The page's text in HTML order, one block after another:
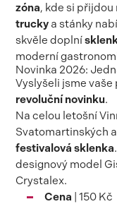
zóna, kde si
trucky a stánky
skvěle doplní
moderní
Novinka 2026:
Vyslyšeli jsme
revoluční novinku.
Na celou letošní
Svatomartinských
festivalová sklenka
designový model
Crystalex.
Cena | 150 Kč